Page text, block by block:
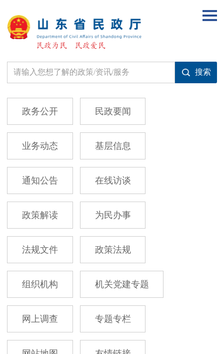
政务公开 民政要闻
业务动态 基层信息
通知公告 在线访谈
政策解读 为民办事
法规文件 政策法规
组织机构 机关党建专题
网上调查 专题专栏